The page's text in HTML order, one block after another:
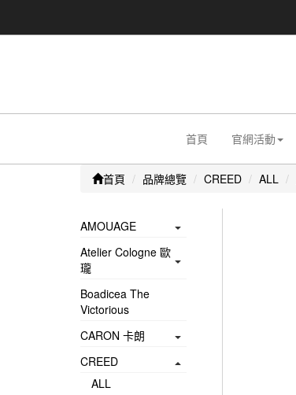
首頁 官網活動
首頁 品牌總覽 CREED ALL
AMOUAGE
Atelier Cologne 歐
瓏
Boadicea The
Victorious
CARON 卡朗
CREED
ALL